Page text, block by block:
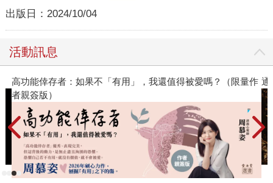
出版日： 2024/10/04
活動訊息
高功能倖存者：如果不「有用」，我還值得被愛嗎？（限量作
者親簽版）
通